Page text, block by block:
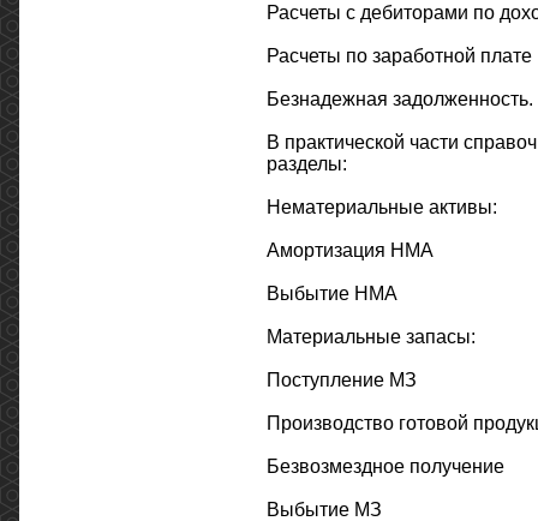
Расчеты с дебиторами по
Расчеты по заработной
Безнадежная задолженность.
В практической части
разделы:
Нематериальные активы:
Амортизация НМА
Выбытие НМА
Материальные запасы:
Поступление МЗ
Производство готовой
Безвозмездное получение
Выбытие МЗ